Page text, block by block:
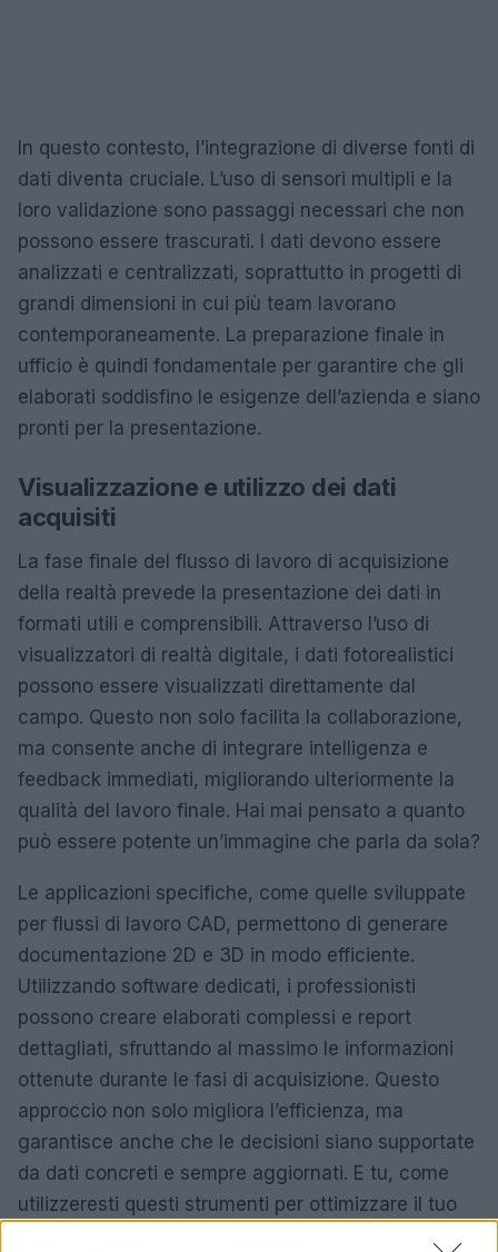
In questo contesto, l’integrazione di diverse fonti di
dati diventa cruciale. L’uso di sensori multipli e la
loro validazione sono passaggi necessari che non
possono essere trascurati. I dati devono essere
analizzati e centralizzati, soprattutto in progetti di
grandi dimensioni in cui più team lavorano
contemporaneamente. La preparazione finale in
ufficio è quindi fondamentale per garantire che gli
elaborati soddisfino le esigenze dell’azienda e siano
pronti per la presentazione.
Visualizzazione e utilizzo dei dati
acquisiti
La fase finale del flusso di lavoro di acquisizione
della realtà prevede la presentazione dei dati in
formati utili e comprensibili. Attraverso l’uso di
visualizzatori di realtà digitale, i dati fotorealistici
possono essere visualizzati direttamente dal
campo. Questo non solo facilita la collaborazione,
ma consente anche di integrare intelligenza e
feedback immediati, migliorando ulteriormente la
qualità del lavoro finale. Hai mai pensato a quanto
può essere potente un’immagine che parla da sola?
Le applicazioni specifiche, come quelle sviluppate
per flussi di lavoro CAD, permettono di generare
documentazione 2D e 3D in modo efficiente.
Utilizzando software dedicati, i professionisti
possono creare elaborati complessi e report
dettagliati, sfruttando al massimo le informazioni
ottenute durante le fasi di acquisizione. Questo
approccio non solo migliora l’efficienza, ma
garantisce anche che le decisioni siano supportate
da dati concreti e sempre aggiornati. E tu, come
utilizzeresti questi strumenti per ottimizzare il tuo